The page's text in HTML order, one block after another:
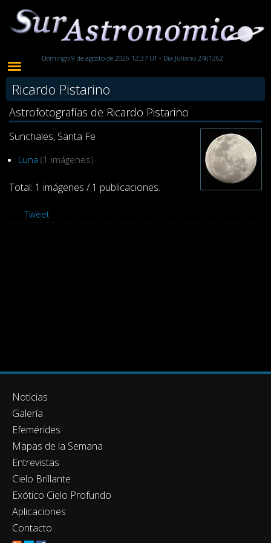
Domingo 9 de agosto de 2026 12:37 UT - Día Juliano 2461262
Ricardo Pistarino
Astrofotografías de Ricardo Pistarino
Sunchales, Santa Fe
Luna (1 imágenes)
Total: 1 imágenes / 1 publicaciones.
Tweet
Noticias
Galería
Efemérides
Mapas de la Semana
Entrevistas
Cielo Brillante
Exótico Cielo Profundo
Aplicaciones
Contacto